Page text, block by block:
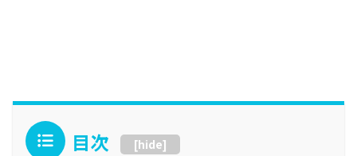
目次 [hide]